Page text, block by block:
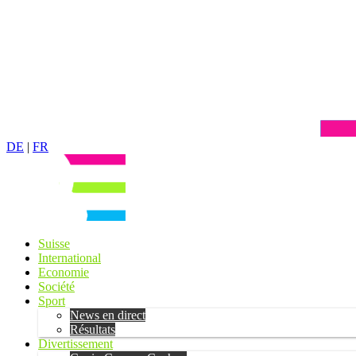
DE | FR
Suisse
International
Economie
Société
Sport
News en direct
Résultats
Divertissement